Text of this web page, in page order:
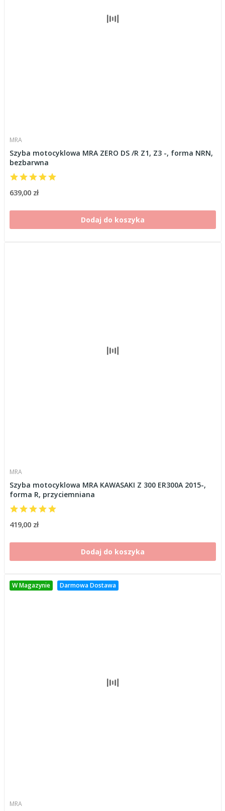
MRA
Szyba motocyklowa MRA ZERO DS /R Z1, Z3 -, forma NRN,
bezbarwna
639,00 zł
Dodaj do koszyka
MRA
Szyba motocyklowa MRA KAWASAKI Z 300 ER300A 2015-,
forma R, przyciemniana
419,00 zł
Dodaj do koszyka
W Magazynie Darmowa Dostawa
MRA